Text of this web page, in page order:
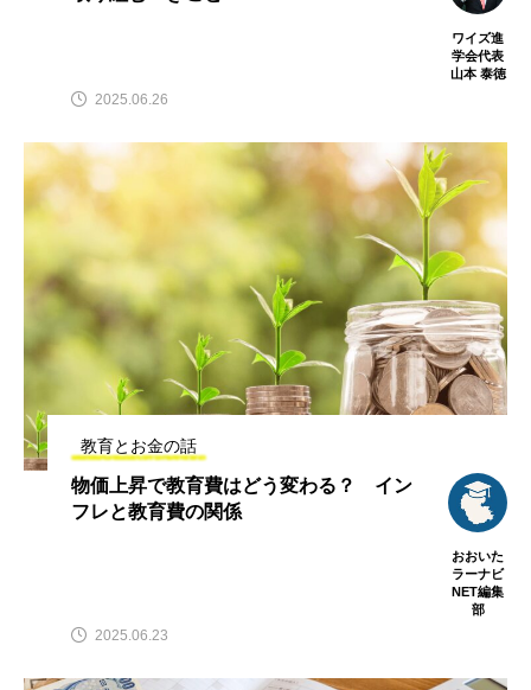
ワイズ進
学会代表
山本 泰徳
2025.06.26
教育とお金の話
物価上昇で教育費はどう変わる？ イン
フレと教育費の関係
おおいた
ラーナビ
NET編集
部
2025.06.23